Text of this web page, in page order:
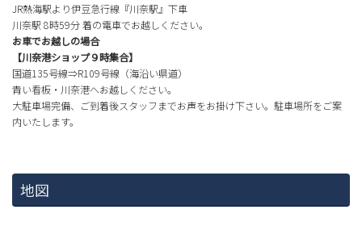
JR熱海駅より伊豆急行線『川奈駅』下車
川奈駅 8時59分 着の電車でお越しください。
お車でお越しの場合
【川奈港ショップ９時集合】
国道135号線⇒R109号線（海沿い県道）
青い看板・川奈港へお越しください。
大駐車場完備、ご到着後スタッフまでお声をお掛け下さい。駐車場所をご案
内いたします。
地図